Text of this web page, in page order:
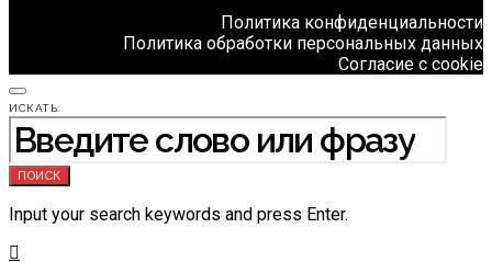
Политика конфиденциальности
Политика обработки персональных данных
Согласие с cookie
ИСКАТЬ:
ПОИСК
Input your search keywords and press Enter.